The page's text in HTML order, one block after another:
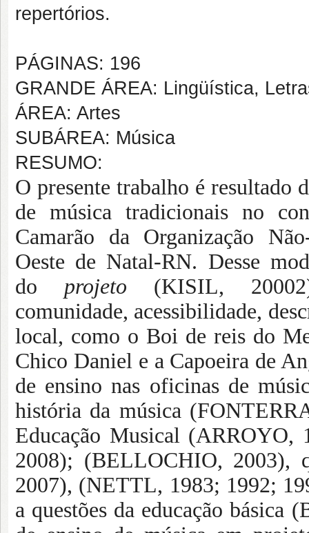
repertórios.
PÁGINAS: 196
GRANDE ÁREA: Lingüística,
ÁREA: Artes
SUBÁREA: Música
RESUMO:
O presente trabalho é resultado
de música tradicionais no
Camarão da Organização
Oeste de Natal-RN. Desse
do projeto (KISIL,
comunidade, acessibilidade,
local, como o Boi de reis do
Chico Daniel e a Capoeira de
de ensino nas oficinas de
história da música
Educação Musical
2008); (BELLOCHIO, 2003),
2007), (NETTL, 1983; 1992;
a questões da educação básica